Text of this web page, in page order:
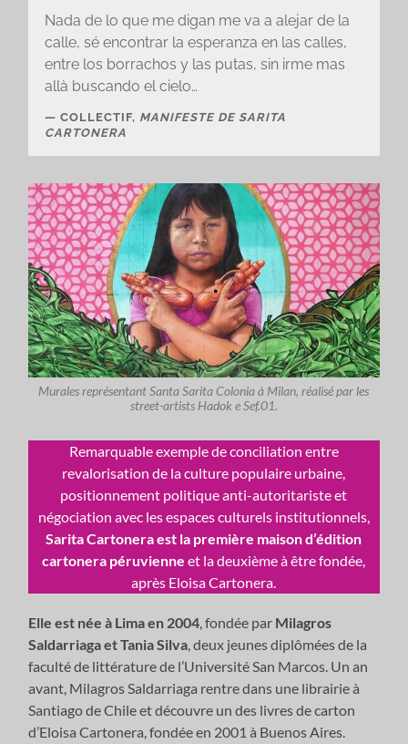
Nada de lo que me digan me va a alejar de la
calle, sé encontrar la esperanza en las calles,
entre los borrachos y las putas, sin irme mas
allà buscando el cielo…
COLLECTIF, MANIFESTE DE SARITA
CARTONERA
Murales représentant Santa Sarita Colonia à Milan, réalisé par les
street-artists Hadok e Sef.01.
Remarquable exemple de conciliation entre
revalorisation de la culture populaire urbaine,
positionnement politique anti-autoritariste et
négociation avec les espaces culturels institutionnels,
Sarita Cartonera est la première maison d’édition
cartonera péruvienne et la deuxième à être fondée,
après Eloisa Cartonera.
Elle est née à Lima en 2004, fondée par Milagros
Saldarriaga et Tania Silva, deux jeunes diplômées de la
faculté de littérature de l’Université San Marcos. Un an
avant, Milagros Saldarriaga rentre dans une librairie à
Santiago de Chile et découvre un des livres de carton
d’Eloisa Cartonera, fondée en 2001 à Buenos Aires.